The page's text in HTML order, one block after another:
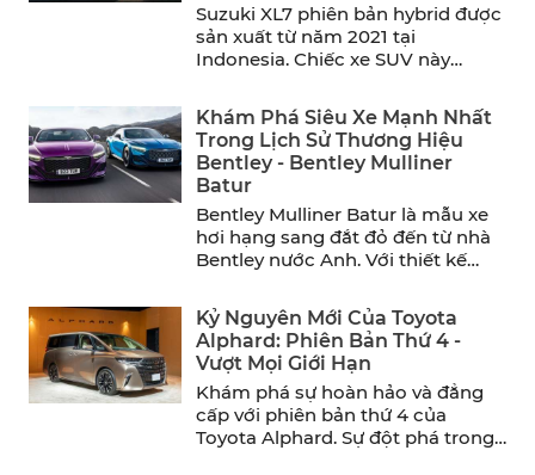
Suzuki XL7 phiên bản hybrid được
sản xuất từ năm 2021 tại
Indonesia. Chiếc xe SUV này
Khám Phá Siêu Xe Mạnh Nhất
Trong Lịch Sử Thương Hiệu
Bentley - Bentley Mulliner
Batur
Bentley Mulliner Batur là mẫu xe
hơi hạng sang đắt đỏ đến từ nhà
Bentley nước Anh. Với thiết kế
Kỷ Nguyên Mới Của Toyota
Alphard: Phiên Bản Thứ 4 -
Vượt Mọi Giới Hạn
Khám phá sự hoàn hảo và đẳng
cấp với phiên bản thứ 4 của
Toyota Alphard. Sự đột phá trong